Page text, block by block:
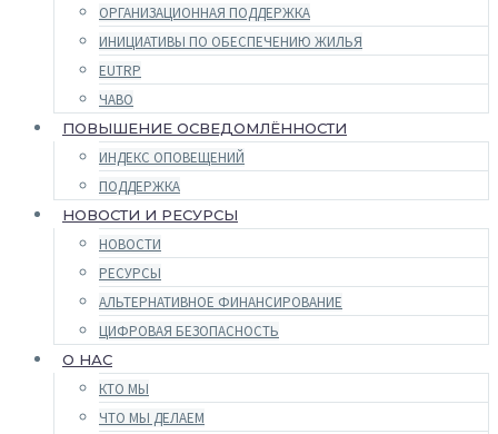
ОРГАНИЗАЦИОННАЯ ПОДДЕРЖКА
ИНИЦИАТИВЫ ПО ОБЕСПЕЧЕНИЮ ЖИЛЬЯ
EUTRP
ЧАВО
ПОВЫШЕНИЕ ОСВЕДОМЛЁННОСТИ
ИНДЕКС ОПОВЕЩЕНИЙ
ПОДДЕРЖКА
НОВОСТИ И РЕСУРСЫ
НОВОСТИ
РЕСУРСЫ
АЛЬТЕРНАТИВНОЕ ФИНАНСИРОВАНИЕ
ЦИФРОВАЯ БЕЗОПАСНОСТЬ
О НАС
КТО МЫ
ЧТО МЫ ДЕЛАЕМ